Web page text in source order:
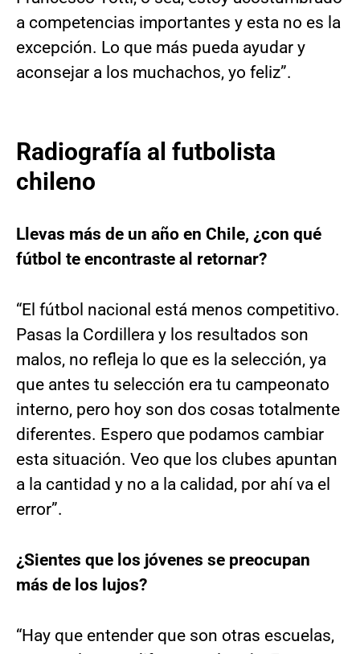
a competencias importantes y esta no es la
excepción. Lo que más pueda ayudar y
aconsejar a los muchachos, yo feliz”.
Radiografía al futbolista
chileno
Llevas más de un año en Chile, ¿con qué
fútbol te encontraste al retornar?
“El fútbol nacional está menos competitivo.
Pasas la Cordillera y los resultados son
malos, no refleja lo que es la selección, ya
que antes tu selección era tu campeonato
interno, pero hoy son dos cosas totalmente
diferentes. Espero que podamos cambiar
esta situación. Veo que los clubes apuntan
a la cantidad y no a la calidad, por ahí va el
error”.
¿Sientes que los jóvenes se preocupan
más de los lujos?
“Hay que entender que son otras escuelas,